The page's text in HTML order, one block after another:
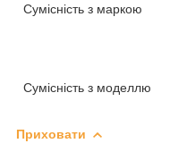
Сумісність з маркою
Сумісність з моделлю
Приховати